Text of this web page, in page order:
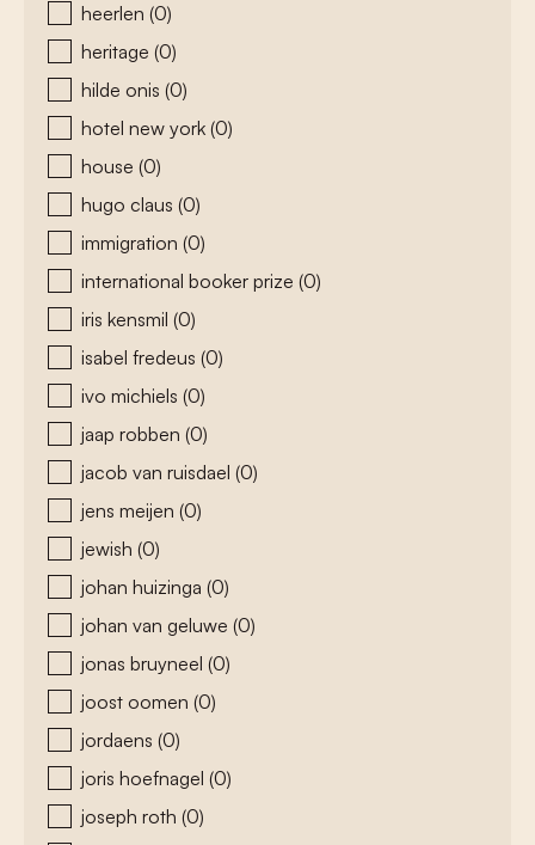
heerlen (0)
heritage (0)
hilde onis (0)
hotel new york (0)
house (0)
hugo claus (0)
immigration (0)
international booker prize (0)
iris kensmil (0)
isabel fredeus (0)
ivo michiels (0)
jaap robben (0)
jacob van ruisdael (0)
jens meijen (0)
jewish (0)
johan huizinga (0)
johan van geluwe (0)
jonas bruyneel (0)
joost oomen (0)
jordaens (0)
joris hoefnagel (0)
joseph roth (0)